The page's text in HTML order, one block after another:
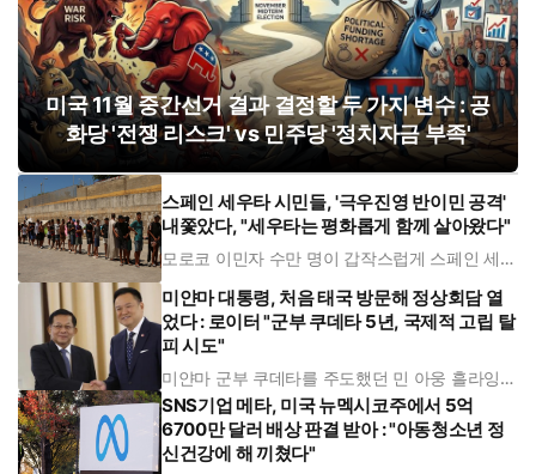
미국 11월 중간선거 결과 결정할 두 가지 변수 : 공
화당 '전쟁 리스크' vs 민주당 '정치자금 부족'
스페인 세우타 시민들, '극우진영 반이민 공격'
내쫓았다, "세우타는 평화롭게 함께 살아왔다"
모로코 이민자 수만 명이 갑작스럽게 스페인 세우
반이민 공격에 나섰다. 그러나 세우타 시민들은
이들의 반이민 시위에 용감히 맞서 이들을 세우타
에서 쫓아내는 데 성공했다. 기독교인과 이슬람인
이 평화롭게 공존하는, 다문화 사회
미얀마 대통령, 처음 태국 방문해 정상회담 열
었다 : 로이터 "군부 쿠데타 5년, 국제적 고립 탈
피 시도"
미얀마 군부 쿠데타를 주도했던 민 아웅 흘라잉
미얀마 대통령이 취임 뒤 처음으로 태국을 공식
방문했다. 서방의 제재와 아세안(ASEAN) 정상회
의 배제속에서 국제적 정당성을 확보하려는 행보
로 풀이된다. 그러나 국제엠네스티는 인권문제를
도외시한 채 군정을 정당화한다고 비
SNS기업 메타, 미국 뉴멕시코주에서 5억
6700만 달러 배상 판결 받아 : "아동청소년 정
신건강에 해 끼쳤다"